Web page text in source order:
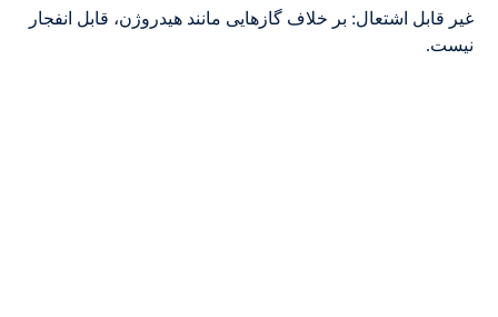
غیر قابل اشتعال: بر خلاف گازهایی مانند هیدروژن، قابل انفجار
نیست.